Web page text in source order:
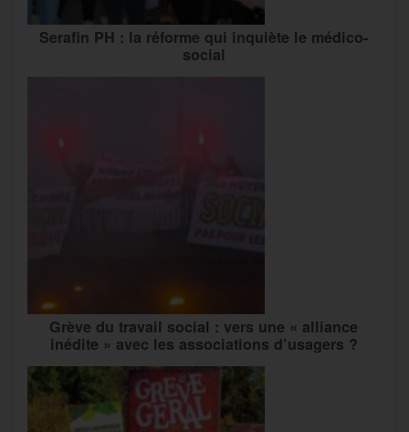
Serafin PH : la réforme qui inquiète le médico-
social
Grève du travail social : vers une « alliance
inédite » avec les associations d’usagers ?